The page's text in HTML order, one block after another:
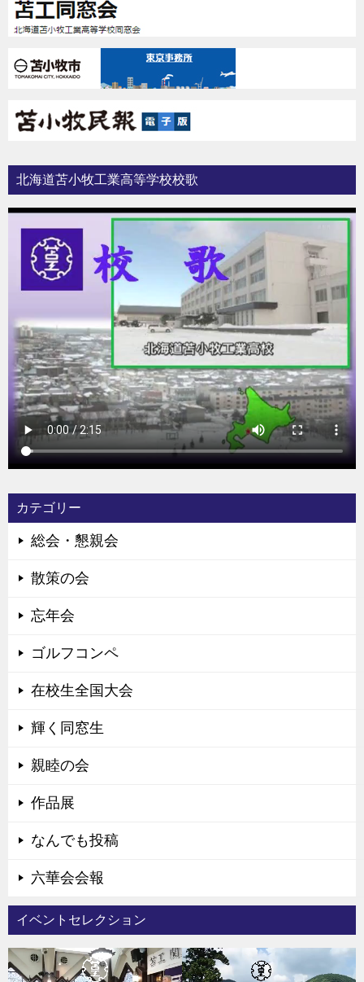
北海道苫小牧工業高等学校校歌
カテゴリー
総会・懇親会
散策の会
忘年会
ゴルフコンペ
在校生全国大会
輝く同窓生
親睦の会
作品展
なんでも投稿
六華会会報
イベントセレクション